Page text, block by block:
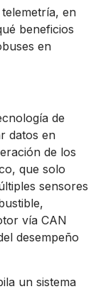
en
beneficios
en
de
datos en
de los
que solo
sensores
vía CAN
desempeño
un sistema